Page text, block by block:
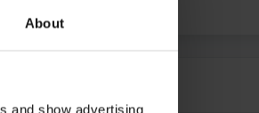
About
and show advertising